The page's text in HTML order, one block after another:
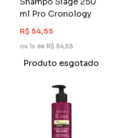
ml Pro Cronology
R$ 54,55
ou 1x de R$ 54,55
Produto esgotado